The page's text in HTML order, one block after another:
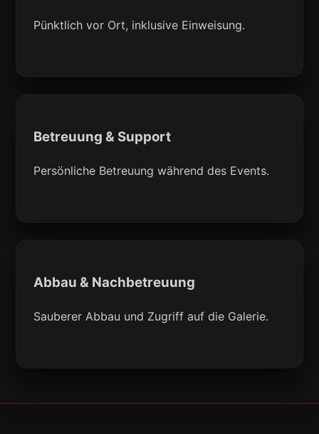
Pünktlich vor Ort, inklusive Einweisung.
Betreuung & Support
Persönliche Betreuung während des Events.
Abbau & Nachbetreuung
Sauberer Abbau und Zugriff auf die Galerie.